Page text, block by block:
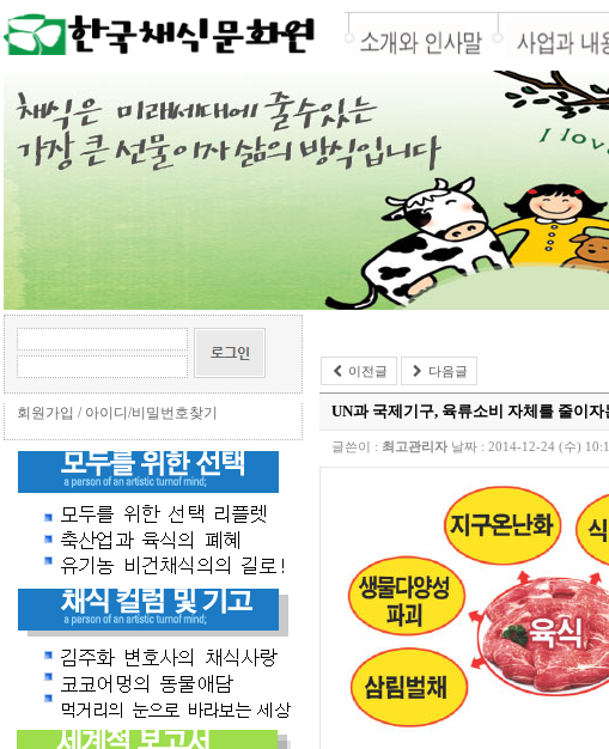
회원가입 / 아이디/비밀번호찾기
이전글 다음글
UN과 국제기구, 육류소비 자체를 줄이
글쓴이 : 최고관리자 날짜 : 2014-12-24 (수)